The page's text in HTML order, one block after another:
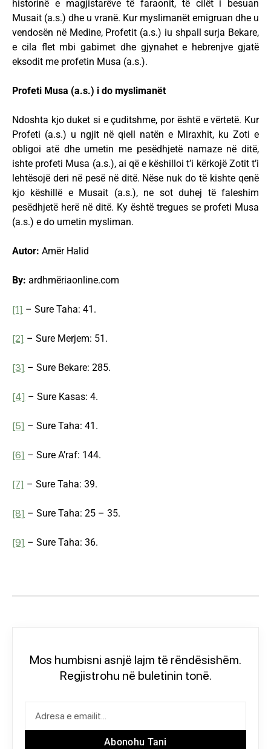
historinë e magjistarëve të faraonit, të cilët i besuan
Musait (a.s.) dhe u vranë. Kur myslimanët emigruan dhe u
vendosën në Medine, Profetit (a.s.) iu shpall surja Bekare,
e cila flet mbi gabimet dhe gjynahet e hebrenjve gjatë
eksodit me profetin Musa (a.s.).
Profeti Musa (a.s.) i do myslimanët
Ndoshta kjo duket si e çuditshme, por është e vërtetë. Kur
Profeti (a.s.) u ngjit në qiell natën e Miraxhit, ku Zoti e
obligoi atë dhe umetin me pesëdhjetë namaze në ditë,
ishte profeti Musa (a.s.), ai që e këshilloi t’i kërkojë Zotit t’i
lehtësojë deri në pesë në ditë. Nëse nuk do të kishte qenë
kjo këshillë e Musait (a.s.), ne sot duhej të faleshim
pesëdhjetë herë në ditë. Ky është tregues se profeti Musa
(a.s.) e do umetin mysliman.
Autor: Amër Halid
By: ardhmëriaonline.com
[1] – Sure Taha: 41.
[2] – Sure Merjem: 51.
[3] – Sure Bekare: 285.
[4] – Sure Kasas: 4.
[5] – Sure Taha: 41.
[6] – Sure A’raf: 144.
[7] – Sure Taha: 39.
[8] – Sure Taha: 25 – 35.
[9] – Sure Taha: 36.
Mos humbisni asnjë lajm të rëndësishëm.
Regjistrohu në buletinin tonë.
Abonohu Tani